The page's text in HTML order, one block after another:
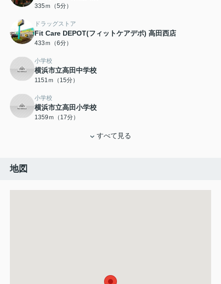
335ｍ（5分）
ドラッグストア
Fit Care DEPOT(フィットケアデポ) 高田西店
433ｍ（6分）
小学校
横浜市立高田中学校
1151ｍ（15分）
小学校
横浜市立高田小学校
1359ｍ（17分）
すべて見る
地図